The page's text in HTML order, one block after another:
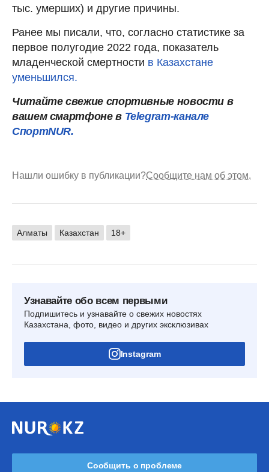
тыс. умерших) и другие причины.
Ранее мы писали, что, согласно статистике за
первое полугодие 2022 года, показатель
младенческой смертности в Казахстане
уменьшился.
Читайте свежие спортивные новости в
вашем смартфоне в Telegram-канале
СпортNUR.
Нашли ошибку в публикации?Сообщите нам об этом.
Алматы Казахстан 18+
Узнавайте обо всем первыми
Подпишитесь и узнавайте о свежих новостях
Казахстана, фото, видео и других эксклюзивах
Instagram
Сообщить о проблеме